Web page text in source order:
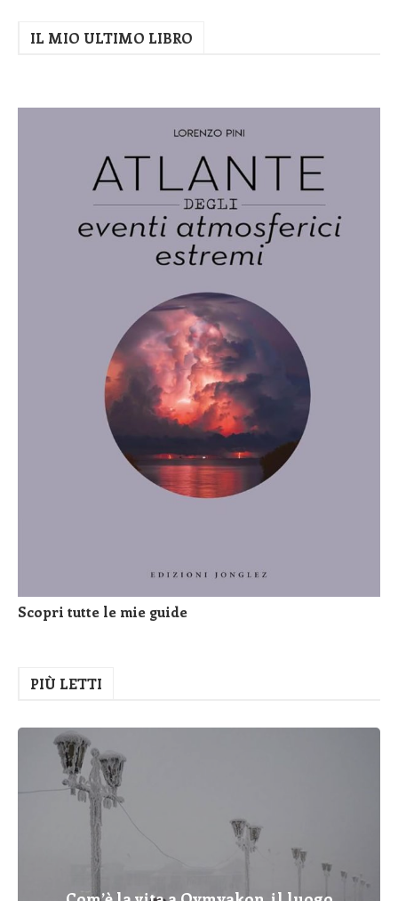
IL MIO ULTIMO LIBRO
Scopri tutte le mie guide
PIÙ LETTI